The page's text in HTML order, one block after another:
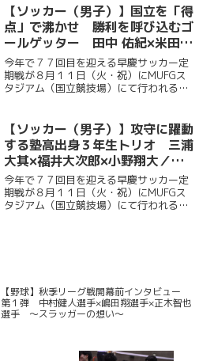
ッチに立つ。今回ケイスポでは選手だけ
ではなく、グラウンドマ...
【ソッカー（男子）】国立を「得
点」で沸かせ 勝利を呼び込むゴ
ールゲッター 田中 佑紀×米田壮
志／早慶クラシコ２０２６直前企
画第５弾
今年で７７回目を迎える早慶サッカー定
期戦が８月１１日（火・祝）にMUFGス
タジアム（国立競技場）にて行われる。
ッチに立つ。今回ケイスポでは選手だけ
ではなく、グラウンドマ...
【ソッカー（男子）】攻守に躍動
する塾高出身３年生トリオ 三浦
大其×福井大次郎×小野翔大／早
慶クラシコ２０２６直前企画第４
弾
今年で７７回目を迎える早慶サッカー定
期戦が８月１１日（火・祝）にMUFGス
タジアム（国立競技場）にて行われる。
【野球】秋季リーグ戦開幕前インタビュー
第１弾 中村健人選手×嶋田翔選手×正木智也
選手 〜スラッガーの想い〜